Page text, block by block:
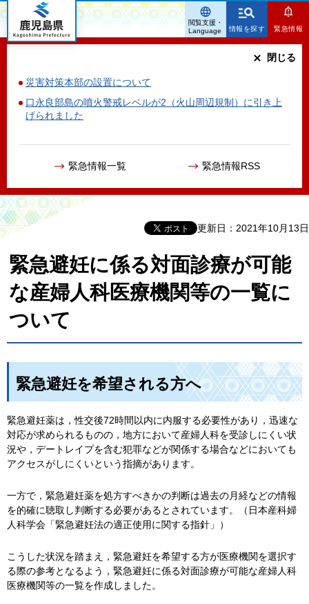
鹿児島県
情報を探す 緊急情報
災害対策本部の設置について
口永良部島の噴火警戒レベルが2（火山周辺規制）に引き上
げられました
緊急情報一覧 緊急情報RSS
閉じる
閲覧支援・
Language
更新日：2021年10月13日
緊急避妊に係る対面診療が可能
な産婦人科医療機関等の一覧に
ついて
緊急避妊を希望される方へ
緊急避妊薬は，性交後72時間以内に内服する必要性があり，迅速な
対応が求められるものの，地方において産婦人科を受診しにくい状
況や，デートレイプを含む犯罪などが関係する場合などにおいても
アクセスがしにくいという指摘があります。
一方で，緊急避妊薬を処方すべきかの判断は過去の月経などの情報
を的確に聴取し判断する必要があるとされています。（日本産科婦
人科学会「緊急避妊法の適正使用に関する指針」）
こうした状況を踏まえ，緊急避妊を希望する方が医療機関を選択す
る際の参考となるよう，緊急避妊に係る対面診療が可能な産婦人科
医療機関等の一覧を作成しました。